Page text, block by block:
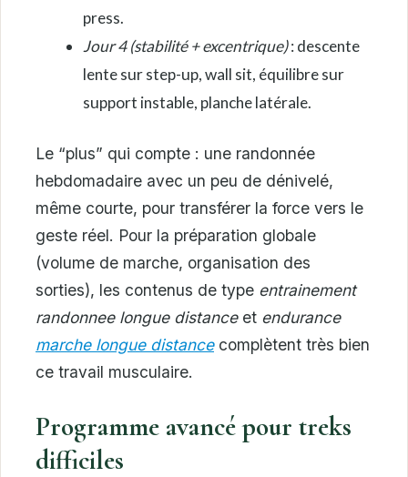
press.
Jour 4 (stabilité + excentrique): descente
lente sur step-up, wall sit, équilibre sur
support instable, planche latérale.
Le “plus” qui compte : une randonnée
hebdomadaire avec un peu de dénivelé,
même courte, pour transférer la force vers le
geste réel. Pour la préparation globale
(volume de marche, organisation des
sorties), les contenus de type entrainement
randonnee longue distanceet endurance
marche longue distancecomplètent très bien
ce travail musculaire.
Programme avancé pour treks
difficiles